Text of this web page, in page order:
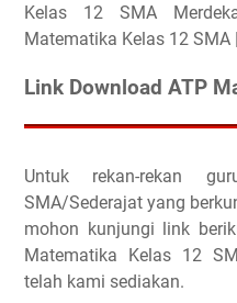
Kelas 12 SMA
Matematika Kelas 12
Link Download ATP
Untuk rekan-rekan
SMA/Sederajat yang
mohon kunjungi link
Matematika Kelas 12
telah kami sediakan.